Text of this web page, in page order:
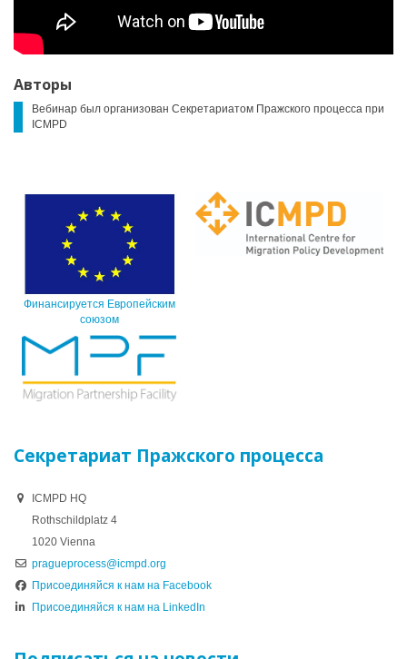
Авторы
Вебинар был организован Секретариатом Пражского процесса при
ICMPD
Финансируется Европейским
союзом
Секретариат Пражского процесса
ICMPD HQ
Rothschildplatz 4
1020 Vienna
pragueprocess@icmpd.org
Присоединяйся к нам на Facebook
Присоединяйся к нам на LinkedIn